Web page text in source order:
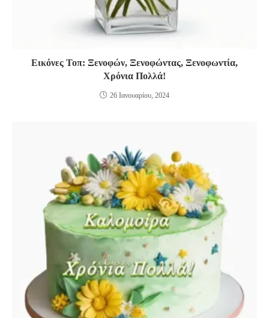
Εικόνες Τοπ: Ξενοφών, Ξενοφώντας, Ξενοφωντία,
Χρόνια Πολλά!
26 Ιανουαρίου, 2024